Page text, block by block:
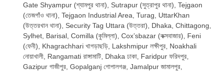
Gate Shyampur (শ্যামপুর থানা), Sutrapur (সুত্রাপুর থানা), Tejgaon
(তেজগাঁও থানা), Tejgaon Industrial Area, Turag, UttarKhan
(উত্তরখান থানা), Security Tag Uttara (উত্তরা), Dhaka, Chittagong,
Sylhet, Barisal, Comilla (কুমিল্লা), Cox’sbazar (কক্সবাজার), Feni
(ফেনী), Khagrachhari খাগড়াছড়ি, Lakshmipur লক্ষীপুর, Noakhali
নোয়াখালী, Rangamati রাঙ্গামাটি, Dhaka ঢাকা, Faridpur ফরিদপুর,
Gazipur গাজীপুর, Gopalganj গোপালগঞ্জ, Jamalpur জামালপুর,